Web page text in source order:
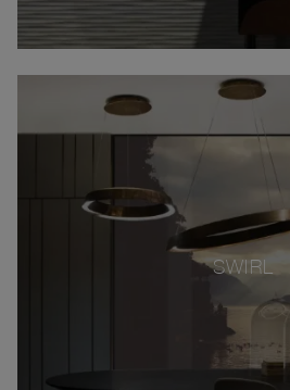
SWIRL